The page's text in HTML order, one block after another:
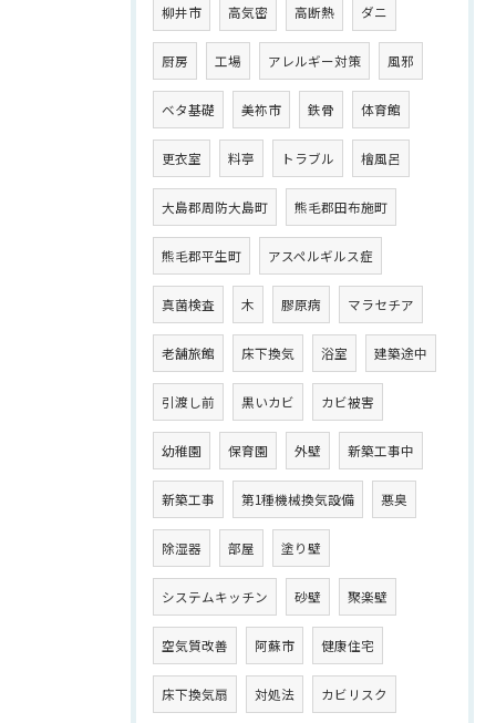
柳井市 高気密 高断熱 ダニ
厨房 工場 アレルギー対策 風邪
ベタ基礎 美祢市 鉄骨 体育館
更衣室 料亭 トラブル 檜風呂
大島郡周防大島町 熊毛郡田布施町
熊毛郡平生町 アスペルギルス症
真菌検査 木 膠原病 マラセチア
老舗旅館 床下換気 浴室 建築途中
引渡し前 黒いカビ カビ被害
幼稚園 保育園 外壁 新築工事中
新築工事 第1種機械換気設備 悪臭
除湿器 部屋 塗り壁
システムキッチン 砂壁 聚楽壁
空気質改善 阿蘇市 健康住宅
床下換気扇 対処法 カビリスク